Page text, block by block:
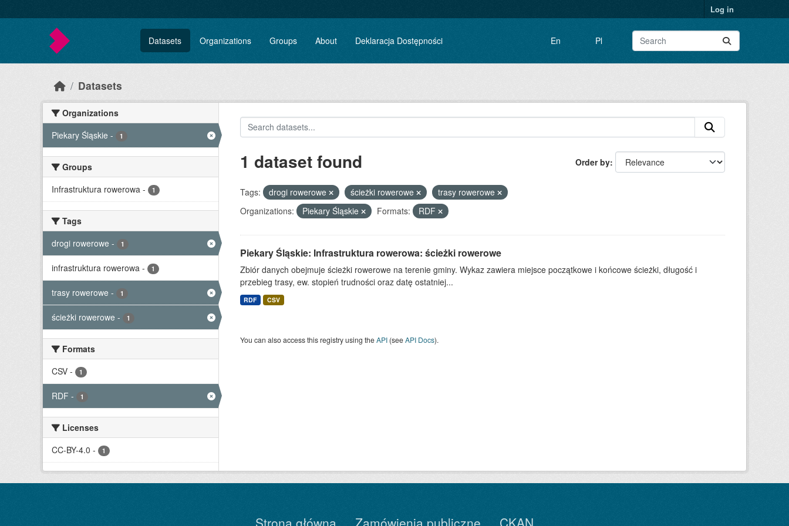
Log in
Datasets Organizations Groups About Deklaracja Dostępności En Pl
Datasets
Organizations
Piekary Śląskie - 1
Groups
Infrastruktura rowerowa - 1
Tags
drogi rowerowe - 1
infrastruktura rowerowa - 1
trasy rowerowe - 1
ścieżki rowerowe - 1
Formats
CSV - 1
RDF - 1
Licenses
CC-BY-4.0 - 1
Order by
1 dataset found
Tags: drogi rowerowe ścieżki rowerowe
trasy rowerowe
Organizations:
Piekary Śląskie Formats: RDF
Piekary Śląskie: Infrastruktura rowerowa: ścieżki rowerowe
Zbiór danych obejmuje ścieżki rowerowe na terenie gminy. Wykaz zawiera miejsce początkowe i końcowe ścieżki, długość i
przebieg trasy, ew. stopień trudności oraz datę ostatniej...
RDF CSV
You can also access this registry using theAPI(seeAPI Docs).
Strona główna Zamówienia publiczne CKAN